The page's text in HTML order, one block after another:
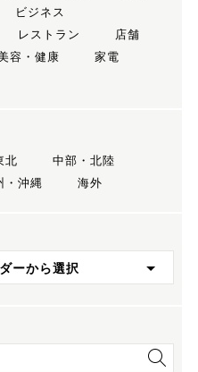
ビジネス
レストラン
店舗
容・健康
家電
北
中部・北陸
・沖縄 海外
ーから選択